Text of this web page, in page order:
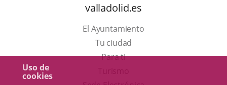
Uso de
cookies
valladolid.es
El Ayuntamiento
Tu ciudad
Para ti